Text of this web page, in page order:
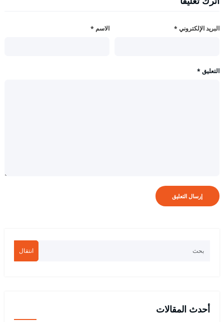
الاسم * البريد الإلكتروني *
التعليق *
انتقال
أحدث المقالات